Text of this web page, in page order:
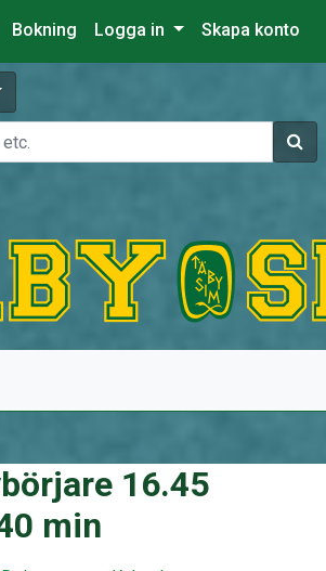
Bokning Logga in Skapa konto
Sök
16.45
min